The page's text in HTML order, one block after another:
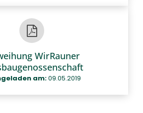
WirRauner
am:09.05.2019